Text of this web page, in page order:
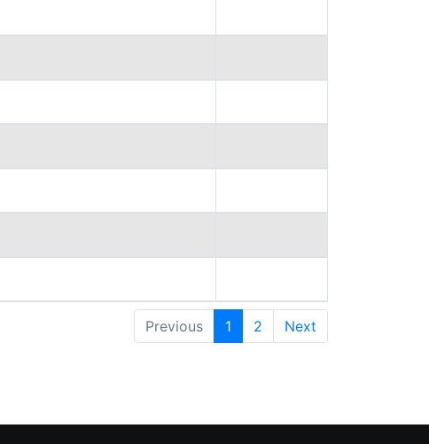
Previous 1 2 Next